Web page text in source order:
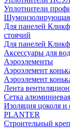
Уплотнители
Шумоизолирующая
Для панелей
стоячий
Для панелей
Аксессуары для
Аэроэлементы
Аэроэлемент
Аэроэлемент
Лента
Сетка алюминиевая
Изоляция цоколя и
PLANTER
Строительный